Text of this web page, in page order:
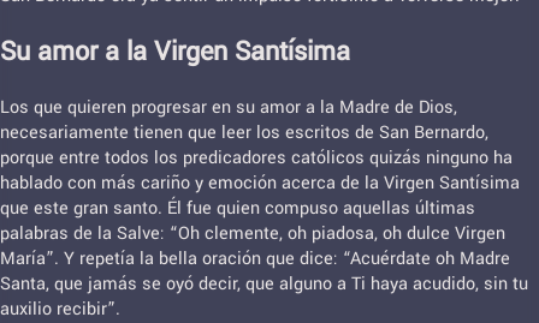
Su amor a la Virgen Santísima
Los que quieren progresar en su amor a la Madre de Dios,
necesariamente tienen que leer los escritos de San Bernardo,
porque entre todos los predicadores católicos quizás ninguno ha
hablado con más cariño y emoción acerca de la Virgen Santísima
que este gran santo. Él fue quien compuso aquellas últimas
palabras de la Salve: “Oh clemente, oh piadosa, oh dulce Virgen
María”. Y repetía la bella oración que dice: “Acuérdate oh Madre
Santa, que jamás se oyó decir, que alguno a Ti haya acudido, sin tu
auxilio recibir”.